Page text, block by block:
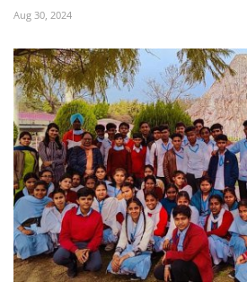
Aug 30, 2024